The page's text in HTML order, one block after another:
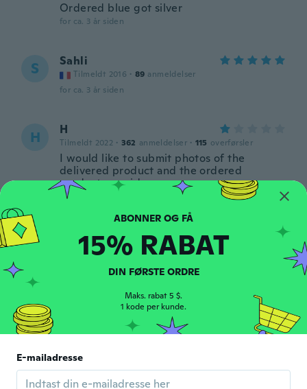
Ordered blue got silver
for ca. 3 år siden
S Sahli
Tilmeldt 2016 · 89 anmeldelser
for ca. 3 år siden
H H
Tilmeldt 2022 · 362 anmeldelser · 115 overførsler
I would like to submit photos of the
delivered product and the ordered
product as evidence.
for ca. 3 år siden
E Ernst
Tilmeldt 2019 · anmeldelser · 1 overførsler
Leider ist Batterie aus
C Tilmeldt 2019 · 18 anmeldelser
watch
15% RABAT
DIN FØRSTE ORDRE
Maks. rabat 5 $.
1 kode per kunde.
E-mailadresse